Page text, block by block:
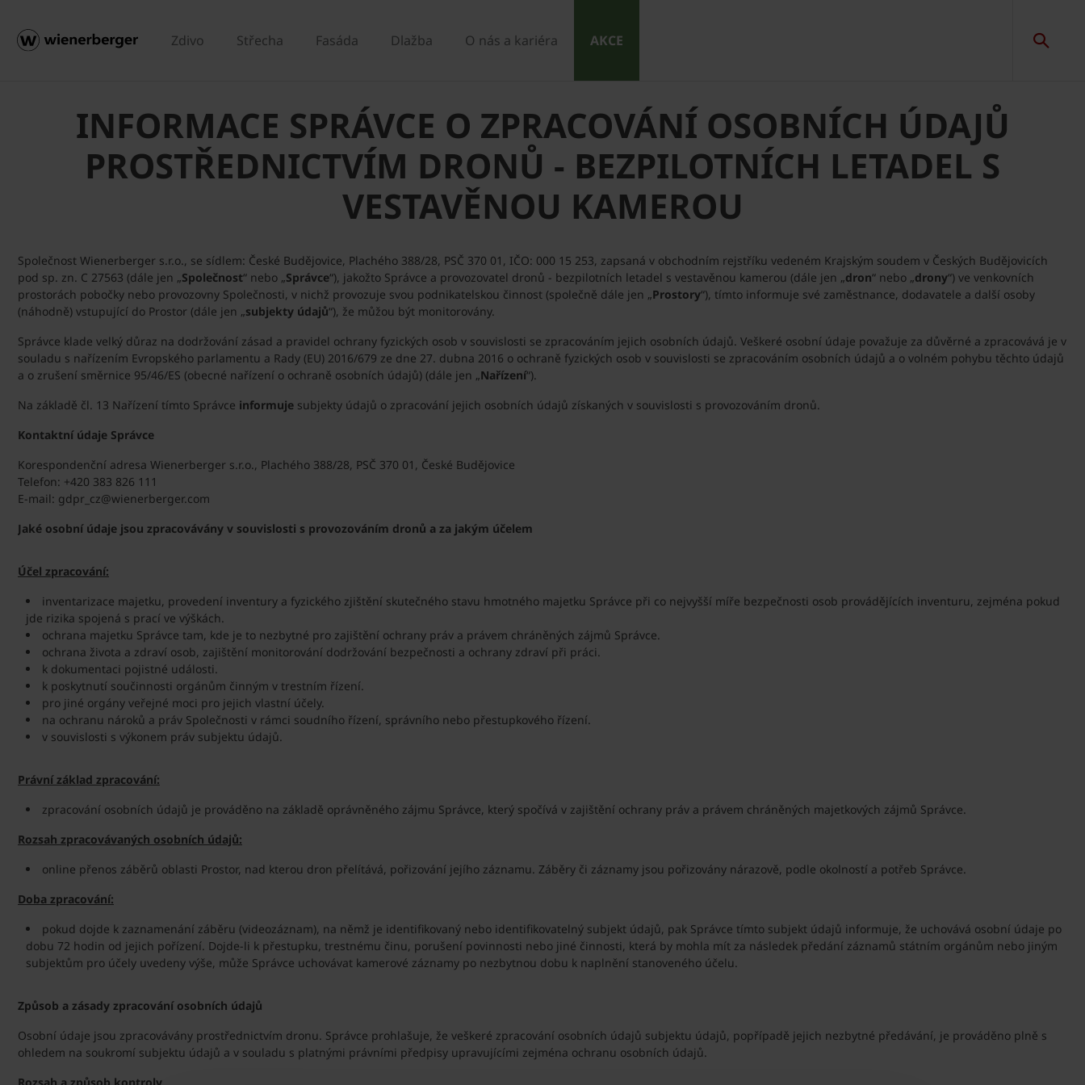
Zdivo Střecha Fasáda Dlažba O nás a kariéra AKCE
INFORMACE SPRÁVCE O ZPRACOVÁNÍ OSOBNÍCH ÚDAJŮ
PROSTŘEDNICTVÍM DRONŮ - BEZPILOTNÍCH LETADEL S
VESTAVĚNOU KAMEROU
Společnost Wienerberger s.r.o., se sídlem: České Budějovice, Plachého 388/28, PSČ 370 01, IČO: 000 15 253, zapsaná v obchodním rejstříku vedeném Krajským soudem v Českých Budějovicích
pod sp. zn. C 27563 (dále jen „Společnost“ nebo „Správce“), jakožto Správce a provozovatel dronů - bezpilotních letadel s vestavěnou kamerou (dále jen „dron“ nebo „drony“) ve venkovních
prostorách pobočky nebo provozovny Společnosti, v nichž provozuje svou podnikatelskou činnost (společně dále jen „Prostory“), tímto informuje své zaměstnance, dodavatele a další osoby
(náhodně) vstupující do Prostor (dále jen „subjekty údajů“), že můžou být monitorovány.
Správce klade velký důraz na dodržování zásad a pravidel ochrany fyzických osob v souvislosti se zpracováním jejich osobních údajů. Veškeré osobní údaje považuje za důvěrné a zpracovává je v
souladu s nařízením Evropského parlamentu a Rady (EU) 2016/679 ze dne 27. dubna 2016 o ochraně fyzických osob v souvislosti se zpracováním osobních údajů a o volném pohybu těchto údajů
a o zrušení směrnice 95/46/ES (obecné nařízení o ochraně osobních údajů) (dále jen „Nařízení“).
Na základě čl. 13 Nařízení tímto Správce informuje subjekty údajů o zpracování jejich osobních údajů získaných v souvislosti s provozováním dronů.
Kontaktní údaje Správce
Korespondenční adresa Wienerberger s.r.o., Plachého 388/28, PSČ 370 01, České Budějovice
Telefon: +420 383 826 111
E-mail: gdpr_cz@wienerberger.com
Jaké osobní údaje jsou zpracovávány v souvislosti s provozováním dronů a za jakým účelem
Účel zpracování:
inventarizace majetku, provedení inventury a fyzického zjištění skutečného stavu hmotného majetku Správce při co nejvyšší míře bezpečnosti osob provádějících inventuru, zejména pokud
jde rizika spojená s prací ve výškách.
ochrana majetku Správce tam, kde je to nezbytné pro zajištění ochrany práv a právem chráněných zájmů Správce.
ochrana života a zdraví osob, zajištění monitorování dodržování bezpečnosti a ochrany zdraví při práci.
k dokumentaci pojistné události.
k poskytnutí součinnosti orgánům činným v trestním řízení.
pro jiné orgány veřejné moci pro jejich vlastní účely.
na ochranu nároků a práv Společnosti v rámci soudního řízení, správního nebo přestupkového řízení.
v souvislosti s výkonem práv subjektu údajů.
Právní základ zpracování:
zpracování osobních údajů je prováděno na základě oprávněného zájmu Správce, který spočívá v zajištění ochrany práv a právem chráněných majetkových zájmů Správce.
Rozsah zpracovávaných osobních údajů:
online přenos záběrů oblasti Prostor, nad kterou dron přelítává, pořizování jejího záznamu. Záběry či záznamy jsou pořizovány nárazově, podle okolností a potřeb Správce.
Doba zpracování:
pokud dojde k zaznamenání záběru (videozáznam), na němž je identifikovaný nebo identifikovatelný subjekt údajů, pak Správce tímto subjekt údajů informuje, že uchovává osobní údaje po
dobu 72 hodin od jejich pořízení. Dojde-li k přestupku, trestnému činu, porušení povinnosti nebo jiné činnosti, která by mohla mít za následek předání záznamů státním orgánům nebo jiným
subjektům pro účely uvedeny výše, může Správce uchovávat kamerové záznamy po nezbytnou dobu k naplnění stanoveného účelu.
Způsob a zásady zpracování osobních údajů
Osobní údaje jsou zpracovávány prostřednictvím dronu. Správce prohlašuje, že veškeré zpracování osobních údajů subjektu údajů, popřípadě jejich nezbytné předávání, je prováděno plně s
ohledem na soukromí subjektu údajů a v souladu s platnými právními předpisy upravujícími zejména ochranu osobních údajů.
Rozsah a způsob kontroly